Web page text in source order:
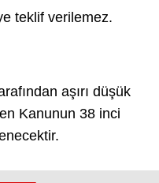
teklif verilemez.
aşırı düşük
Kanunun 38 inci